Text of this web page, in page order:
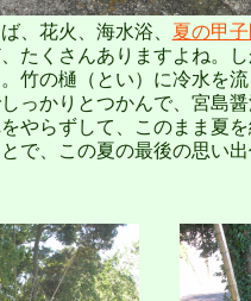
、花火、海水浴、 夏の甲子
たくさんありますよね。
竹の樋（とい）に冷水を
っかりとつかんで、宮島
やらずして、このまま夏
で、この夏の最後の思い